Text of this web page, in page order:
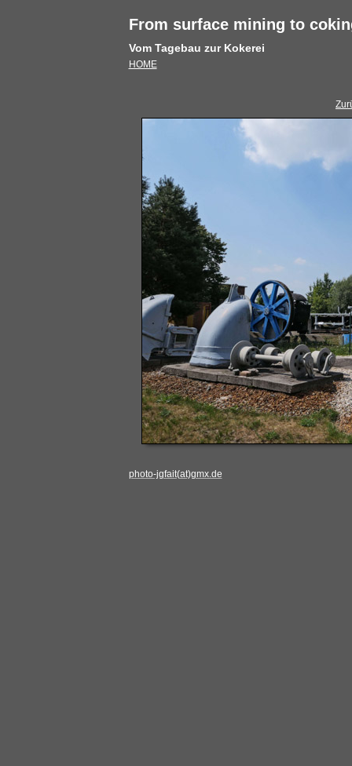
From surface mining to
Vom Tagebau zur Kokerei
HOME
photo-jgfait(at)gmx.de